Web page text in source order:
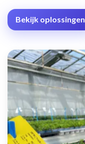
Bekijk oplossingen